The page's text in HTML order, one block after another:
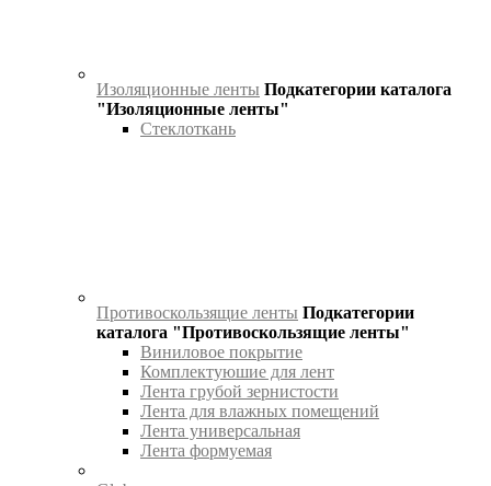
Изоляционные ленты Подкатегории каталога
"Изоляционные ленты"
Стеклоткань
Противоскользящие ленты Подкатегории
каталога "Противоскользящие ленты"
Виниловое покрытие
Комплектуюшие для лент
Лента грубой зернистости
Лента для влажных помещений
Лента универсальная
Лента формуемая